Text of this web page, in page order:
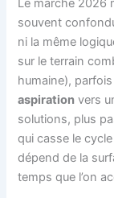
Le marché 2026
souvent
ni la même
sur le terrain
humaine),
aspiration vers
solutions, plus
qui casse le
dépend de la
temps que l’on